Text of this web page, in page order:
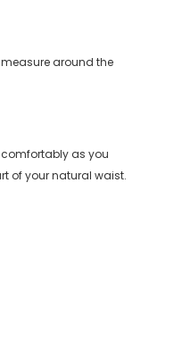
around the
as you
of your natural waist.